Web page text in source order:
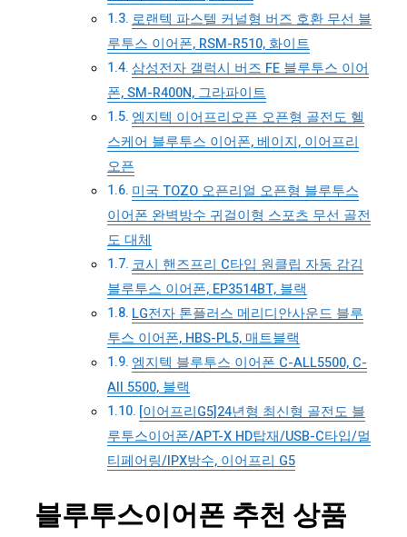
로랜텍 파스텔 커널형 버즈 호환 무선 블
루투스 이어폰, RSM-R510, 화이트
삼성전자 갤럭시 버즈 FE 블루투스 이어
폰, SM-R400N, 그라파이트
엠지텍 이어프리오픈 오픈형 골전도 헬
스케어 블루투스 이어폰, 베이지, 이어프리
오픈
미국 TOZO 오픈리얼 오픈형 블루투스
이어폰 완벽방수 귀걸이형 스포츠 무선 골전
도 대체
코시 핸즈프리 C타입 원클립 자동 감김
블루투스 이어폰, EP3514BT, 블랙
LG전자 톤플러스 메리디안사운드 블루
투스 이어폰, HBS-PL5, 매트블랙
엠지텍 블루투스 이어폰 C-ALL5500, C-
All 5500, 블랙
[이어프리G5]24년형 최신형 골전도 블
루투스이어폰/APT-X HD탑재/USB-C타입/멀
티페어링/IPX방수, 이어프리 G5
블루투스이어폰 추천 상품